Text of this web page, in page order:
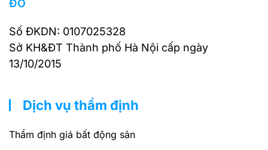
ĐÔ
Số ĐKDN: 0107025328
Sở KH&ĐT Thành phố Hà Nội cấp ngày
13/10/2015
Dịch vụ thẩm định
Thẩm định giá bất động sản